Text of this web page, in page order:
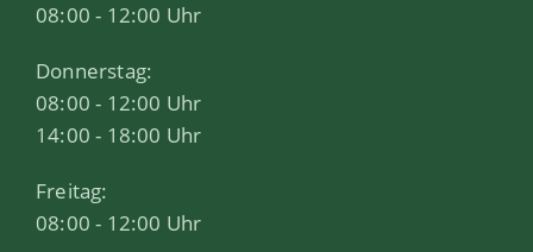
08:00 - 12:00 Uhr
Donnerstag:
08:00 - 12:00 Uhr
14:00 - 18:00 Uhr
Freitag:
08:00 - 12:00 Uhr